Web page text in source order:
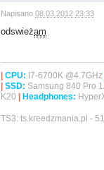
Napisano08.03.2012 23:33
odswieżam
| CPU: I7-6700K @4.7GHz
| SSD: Samsung 840 Pro
K20 |Headphones:
TS3: ts.kreedzmania.pl -